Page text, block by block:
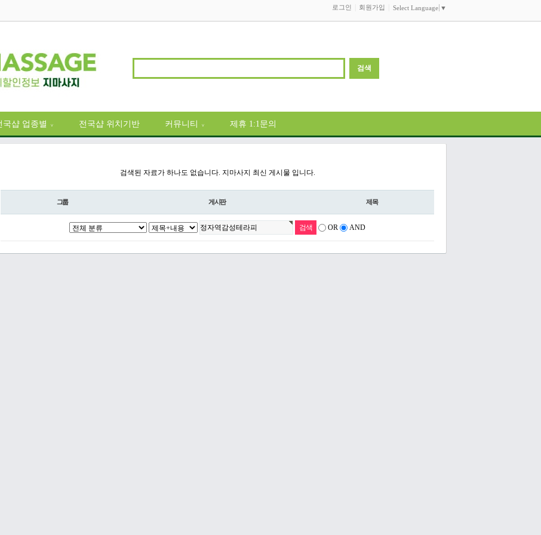
로그인 회원가입 Select Language ▼
국샵 업종별 ∨ 전국샵 위치기반 커뮤니티 ∨ 제휴 1:1문의
검색된 자료가 하나도 없습니다. 지마사지 최신 게시물 입니다.
그룹 게시판 제목
OR AND
기-편하게 사이트로 접속하…